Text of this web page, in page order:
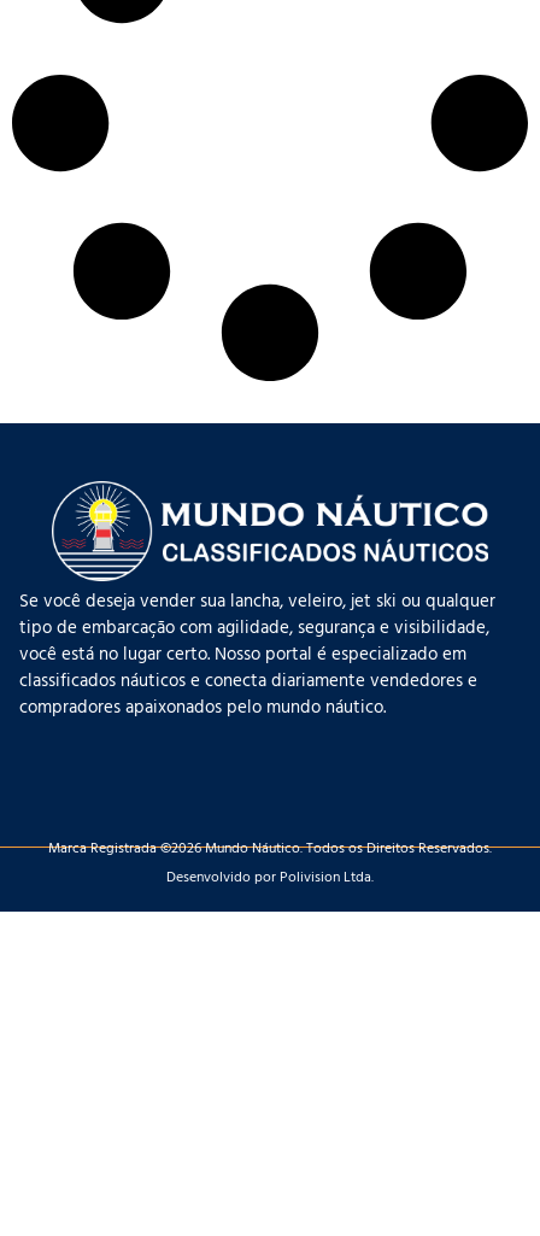
Se você deseja vender sua lancha, veleiro, jet ski ou qualquer
tipo de embarcação com agilidade, segurança e visibilidade,
você está no lugar certo. Nosso portal é especializado em
classificados náuticos e conecta diariamente vendedores e
compradores apaixonados pelo mundo náutico.
Marca Registrada ©2026 Mundo Náutico. Todos os Direitos Reservados.
Desenvolvido por Polivision Ltda.